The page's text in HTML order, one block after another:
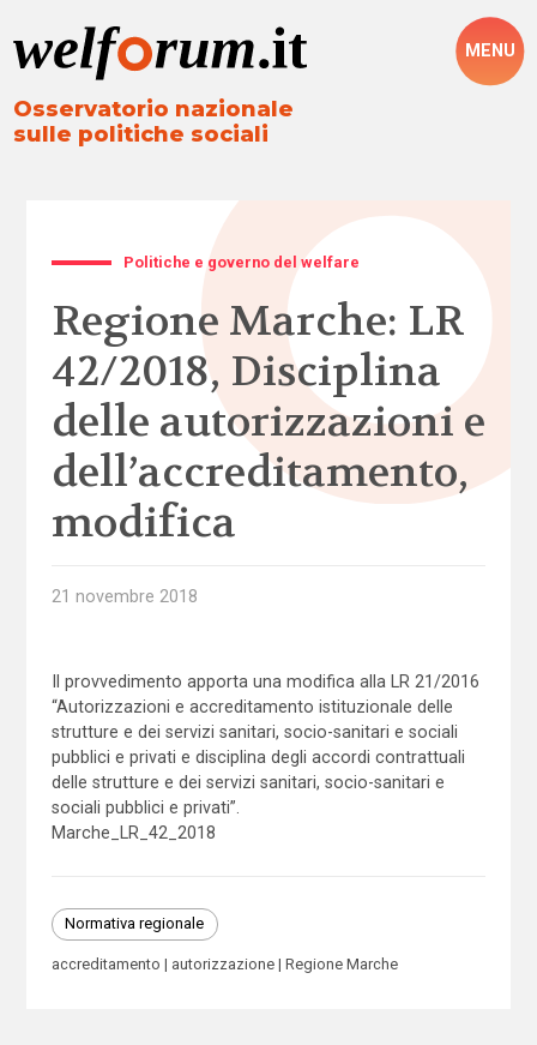
Osservatorio nazionale
sulle politiche sociali
MENU
Politiche e governo del welfare
Regione Marche: LR
42/2018, Disciplina
delle autorizzazioni e
dell’accreditamento,
modifica
21 novembre 2018
Il provvedimento apporta una modifica alla LR 21/2016
“Autorizzazioni e accreditamento istituzionale delle
strutture e dei servizi sanitari, socio-sanitari e sociali
pubblici e privati e disciplina degli accordi contrattuali
delle strutture e dei servizi sanitari, socio-sanitari e
sociali pubblici e privati”.
Marche_LR_42_2018
Normativa regionale
accreditamento autorizzazione Regione Marche